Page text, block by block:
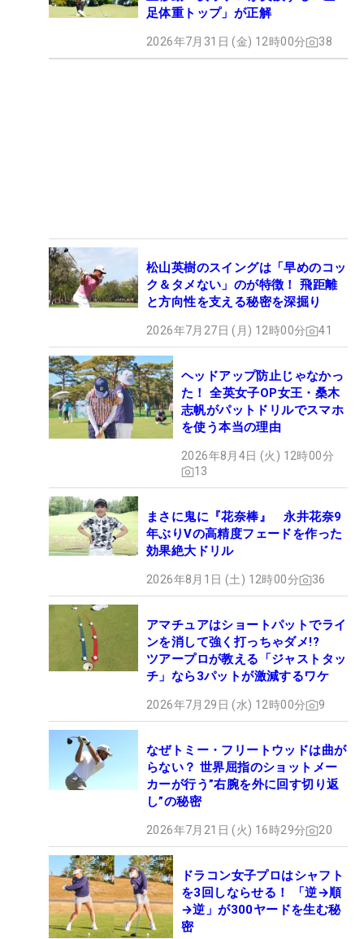
足体重トップ」が正解
2026年7月31日 (金) 12時00分 38
松山英樹のスイングは「早めのコッ
ク＆タメない」のが特徴！ 飛距離
と方向性を支える秘密を深掘り
2026年7月27日 (月) 12時00分 41
ヘッドアップ防止じゃなかっ
た！ 全英女子OP女王・桑木
志帆がパットドリルでスマホ
を使う本当の理由
2026年8月4日 (火) 12時00分
13
まさに鬼に『花奈棒』 永井花奈9
年ぶりVの高精度フェードを作った
効果絶大ドリル
2026年8月1日 (土) 12時00分 36
アマチュアはショートパットでライ
ンを消して強く打っちゃダメ!?
ツアープロが教える「ジャストタッ
チ」なら3パットが激減するワケ
2026年7月29日 (水) 12時00分 9
なぜトミー・フリートウッドは曲が
らない？ 世界屈指のショットメー
カーが行う”右腕を外に回す切り返
し”の秘密
2026年7月21日 (火) 16時29分 20
ドラコン女子プロはシャフト
を3回しならせる！ 「逆→順
→逆」が300ヤードを生む秘
密